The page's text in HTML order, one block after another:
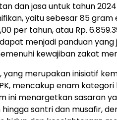
dan jasa untuk tahun
yaitu sebesar 85
per tahun, atau Rp.
menjadi panduan yang
kewajiban zakat
yang merupakan inisiatif
mencakup enam kategori
ini menargetkan sasaran
santri dan musafir,